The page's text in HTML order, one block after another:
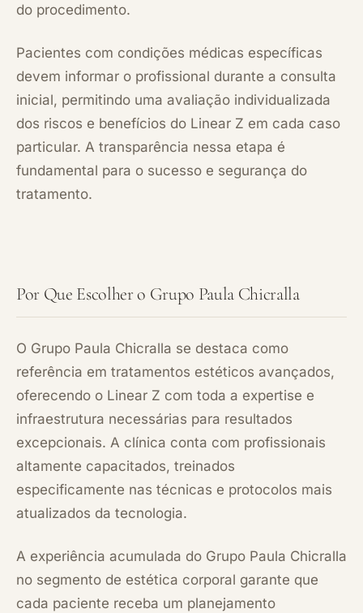
do procedimento.
Pacientes com condições médicas específicas
devem informar o profissional durante a consulta
inicial, permitindo uma avaliação individualizada
dos riscos e benefícios do Linear Z em cada caso
particular. A transparência nessa etapa é
fundamental para o sucesso e segurança do
tratamento.
Por Que Escolher o Grupo Paula Chicralla
O Grupo Paula Chicralla se destaca como
referência em tratamentos estéticos avançados,
oferecendo o Linear Z com toda a expertise e
infraestrutura necessárias para resultados
excepcionais. A clínica conta com profissionais
altamente capacitados, treinados
especificamente nas técnicas e protocolos mais
atualizados da tecnologia.
A experiência acumulada do Grupo Paula Chicralla
no segmento de estética corporal garante que
cada paciente receba um planejamento